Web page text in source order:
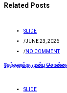
Related Posts
SLIDE
/JUNE 23, 2026
/NO COMMENT
தேர்தலுக்கு முன்பு
SLIDE